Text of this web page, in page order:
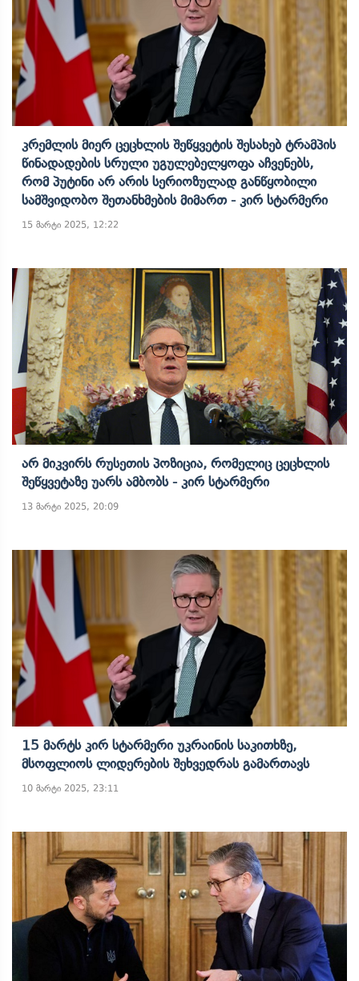
Კრემლის Მიერ Ცეცხლის Შეწყვეტის Შესახებ Ტრამპის
Წინადადების Სრული Უგულებელყოფა Აჩვენებს,
Რომ Პუტინი Არ Არის Სერიოზულად Განწყობილი
Სამშვიდობო Შეთანხმების Მიმართ - Კირ Სტარმერი
15 მარტი 2025, 12:22
Არ Მიკვირს Რუსეთის Პოზიცია, Რომელიც Ცეცხლის
Შეწყვეტაზე Უარს Ამბობს - Კირ Სტარმერი
13 მარტი 2025, 20:09
15 Მარტს Კირ Სტარმერი Უკრაინის Საკითხზე,
Მსოფლიოს Ლიდერების Შეხვედრას Გამართავს
10 მარტი 2025, 23:11